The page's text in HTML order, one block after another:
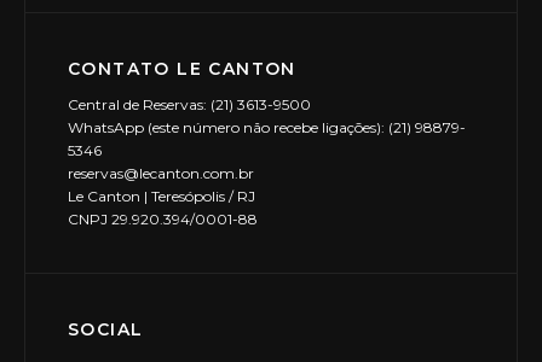
CONTATO LE CANTON
Central de Reservas: (21) 3613-9500
WhatsApp (este número não recebe ligações): (21) 98879-
5346
reservas@lecanton.com.br
Le Canton | Teresópolis / RJ
CNPJ 29.920.394/0001-88
SOCIAL